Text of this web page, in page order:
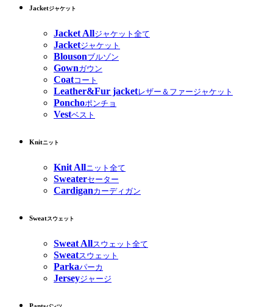
Jacketジャケット
Jacket Allジャケット全て
Jacketジャケット
Blousonブルゾン
Gownガウン
Coatコート
Leather&Fur jacketレザー＆ファージャケット
Ponchoポンチョ
Vestベスト
Knitニット
Knit Allニット全て
Sweaterセーター
Cardiganカーディガン
Sweatスウェット
Sweat Allスウェット全て
Sweatスウェット
Parkaパーカ
Jerseyジャージ